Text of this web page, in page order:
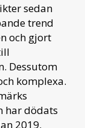
sedan
trend
och gjort
Dessutom
komplexa.
har dödats
2019.